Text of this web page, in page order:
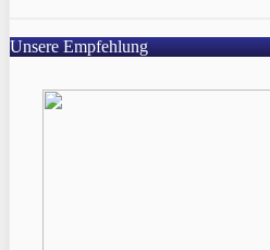
Unsere Empfehlung